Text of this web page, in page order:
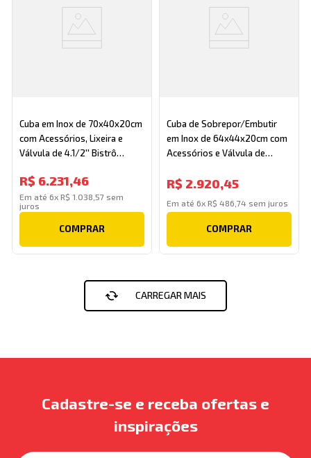
Cuba em Inox de 70x40x20cm
com Acessórios, Lixeira e
Válvula de 4.1/2'' Bistrô
R$ 6.231,46
Em até6xR$ 1 038 ,57 sem
juros
COMPRAR
Cuba de Sobrepor/Embutir
em Inox de 64x44x20cm com
Acessórios e Válvula de
90015693070 Grafite
R$ 2.920,45
Em até 6x R$ 486 74 sem juros
COMPRAR
Cadastre-se e receba ofertas e
inspirações